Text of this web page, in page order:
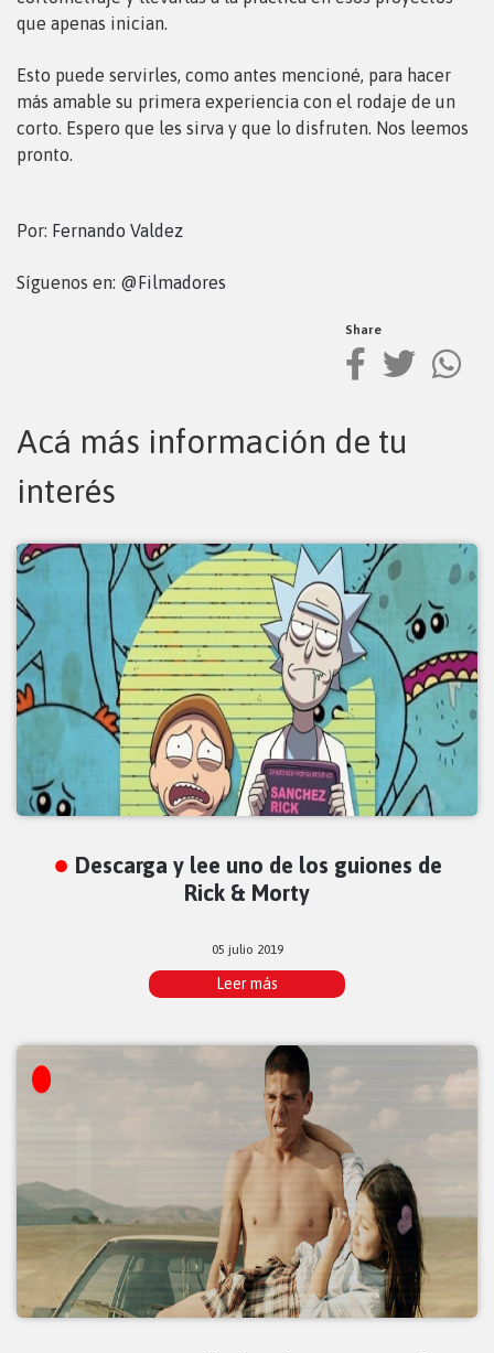
que apenas inician.
Esto puede servirles, como antes mencioné, para hacer
más amable su primera experiencia con el rodaje de un
corto. Espero que les sirva y que lo disfruten. Nos leemos
pronto.
Por: Fernando Valdez
Síguenos en: @Filmadores
Share
Acá más información de tu
interés
Descarga y lee uno de los guiones de
Rick & Morty
05 julio 2019
Leer más